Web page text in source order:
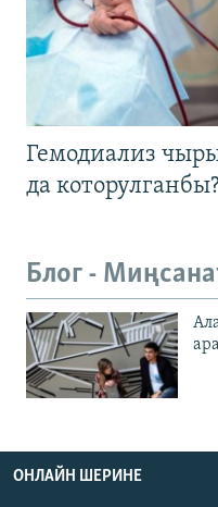
Гемодиализ
да которулганбы?
Блог -
ОНЛАЙН ШЕРИНЕ